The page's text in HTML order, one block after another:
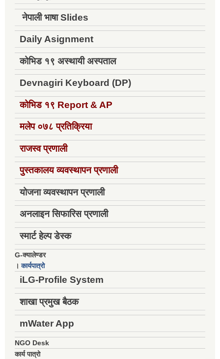
नेपाली भाषा Slides
Daily Asignment
कोभिड १९ अस्थायी अस्पताल
Devnagiri Keyboard (DP)
कोभिड १९ Report & AP
मलेप ०७८ प्रतिक्रिया
राजस्व प्रणाली
पुस्तकालय व्यवस्थापन प्रणाली
योजना व्यवस्थापन प्रणाली
अनलाइन सिफारिस प्रणाली
स्मार्ट हेल्प डेस्क
G-क्यालेण्डर
।कार्यपात्रो
iLG-Profile System
शाखा प्रमुख बैठक
mWater App
NGO Desk
कार्य पात्रो